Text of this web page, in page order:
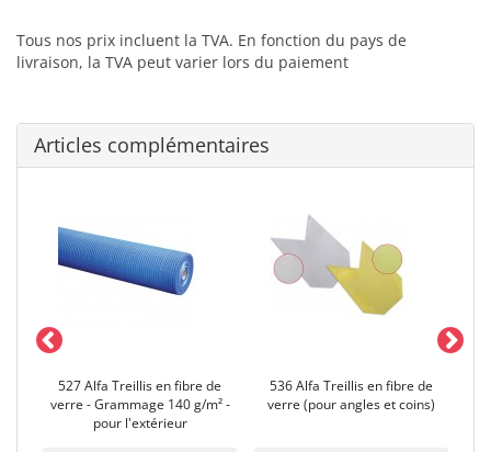
Tous nos prix incluent la TVA. En fonction du pays de
livraison, la TVA peut varier lors du paiement
Articles complémentaires
527 Alfa Treillis en fibre de
verre - Grammage 140 g/m² -
pour l'extérieur
536 Alfa Treillis en fibre de
verre (pour angles et coins)